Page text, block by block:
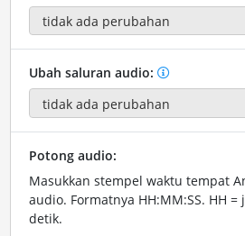
Ubah saluran audio:
Potong audio:
Masukkan stempel waktu tempat
audio. Formatnya HH:MM:SS. HH =
detik.